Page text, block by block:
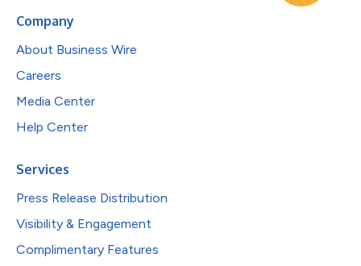
Company
About Business Wire
Careers
Media Center
Help Center
Services
Press Release Distribution
Visibility & Engagement
Complimentary Features